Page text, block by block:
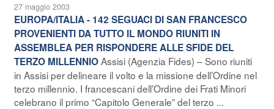
27 maggio 2003
EUROPA/ITALIA - 142 SEGUACI DI SAN FRANCESCO
PROVENIENTI DA TUTTO IL MONDO RIUNITI IN
ASSEMBLEA PER RISPONDERE ALLE SFIDE DEL
TERZO MILLENNIOAssisi (Agenzia Fides) – Sono riuniti
in Assisi per delineare il volto e la missione dell’Ordine nel
terzo millennio. I francescani dell’Ordine dei Frati Minori
celebrano il primo “Capitolo Generale” del terzo ...